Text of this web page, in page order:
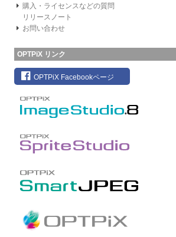
購入・ライセンスなどの質問
リリースノート
お問い合わせ
OPTPiX リンク
OPTPiX Facebookページ